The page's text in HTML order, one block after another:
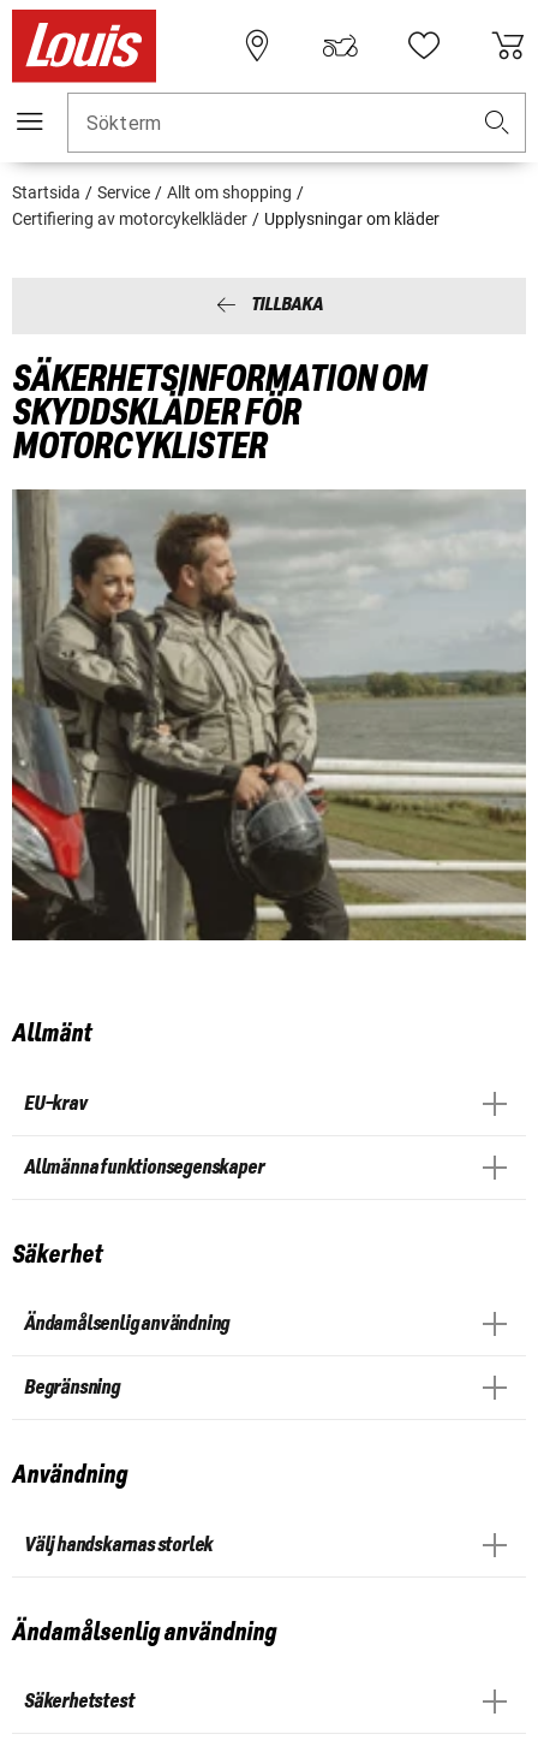
Sökterm
Startsida Service
Allt om shopping
Certifiering av motorcykelkläder
Upplysningar om kläder
TILLBAKA
SÄKERHETSINFORMATION OM
SKYDDSKLÄDER FÖR
MOTORCYKLISTER
Allmänt
EU-krav
Allmänna funktionsegenskaper
Säkerhet
Ändamålsenlig användning
Begränsning
Användning
Välj handskarnas storlek
Ändamålsenlig användning
Säkerhetstest